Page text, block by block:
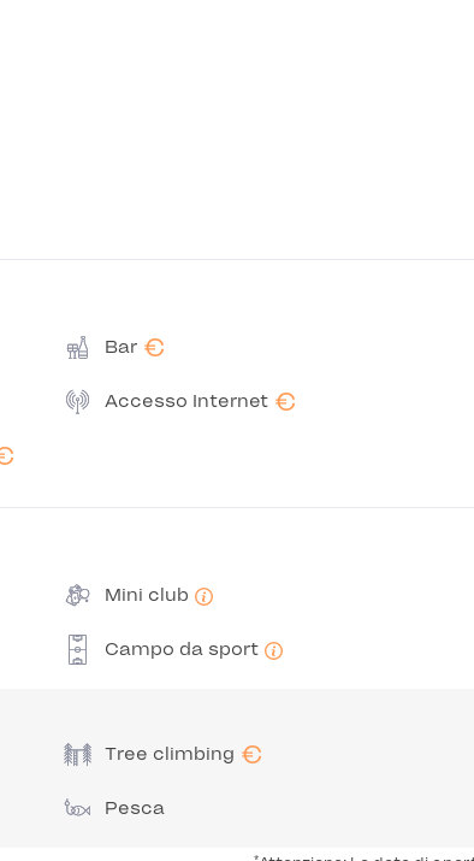
Bar €
Accesso Internet €
Mini club
Campo da sport
Tree climbing €
Pesca